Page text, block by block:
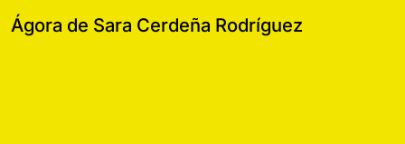
Ágora de Sara Cerdeña Rodríguez